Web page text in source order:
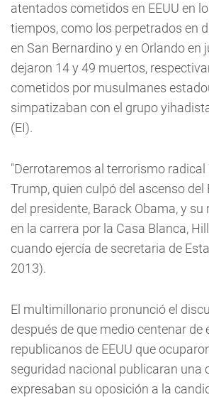
atentados cometidos en EEUU en
tiempos, como los perpetrados en
en San Bernardino y en Orlando en
dejaron 14 y 49 muertos,
cometidos por musulmanes
simpatizaban con el grupo
(EI).
"Derrotaremos al terrorismo radical
Trump, quien culpó del ascenso del
del presidente, Barack Obama, y
en la carrera por la Casa Blanca,
cuando ejercía de secretaria de
2013).
El multimillonario pronunció el
después de que medio centenar de
republicanos de EEUU que
seguridad nacional publicaran una
expresaban su oposición a la